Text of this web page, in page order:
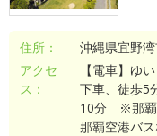
住所：
沖縄県宜野
アクセ
ス：
【電車】ゆ
下車、徒歩5
10分 ※那覇
那覇空港バ